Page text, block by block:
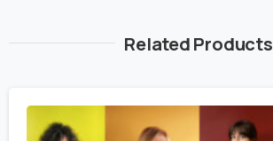
Related Products